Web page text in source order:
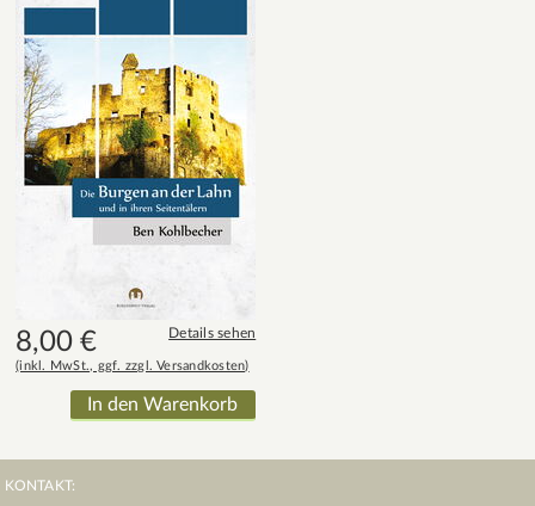
Details sehen
8,00€
(inkl. MwSt., ggf. zzgl. Versandkosten)
KONTAKT: